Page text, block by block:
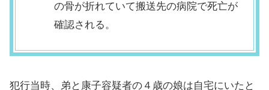
の骨が折れていて搬送先の病院で死亡が
確認される。
犯行当時、弟と康子容疑者の４歳の娘は自宅にいたと